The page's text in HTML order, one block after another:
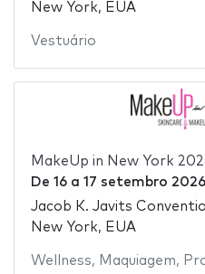
New York, EUA
Vestuário
MakeUp in New York
De 16a 17 setembro 2026
Jacob K. Javits
New York, EUA
Wellness, Maquiagem,